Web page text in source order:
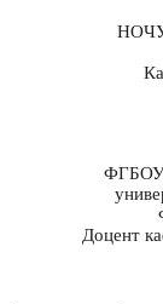
НОЧУ
ФГБОУ
Доцент